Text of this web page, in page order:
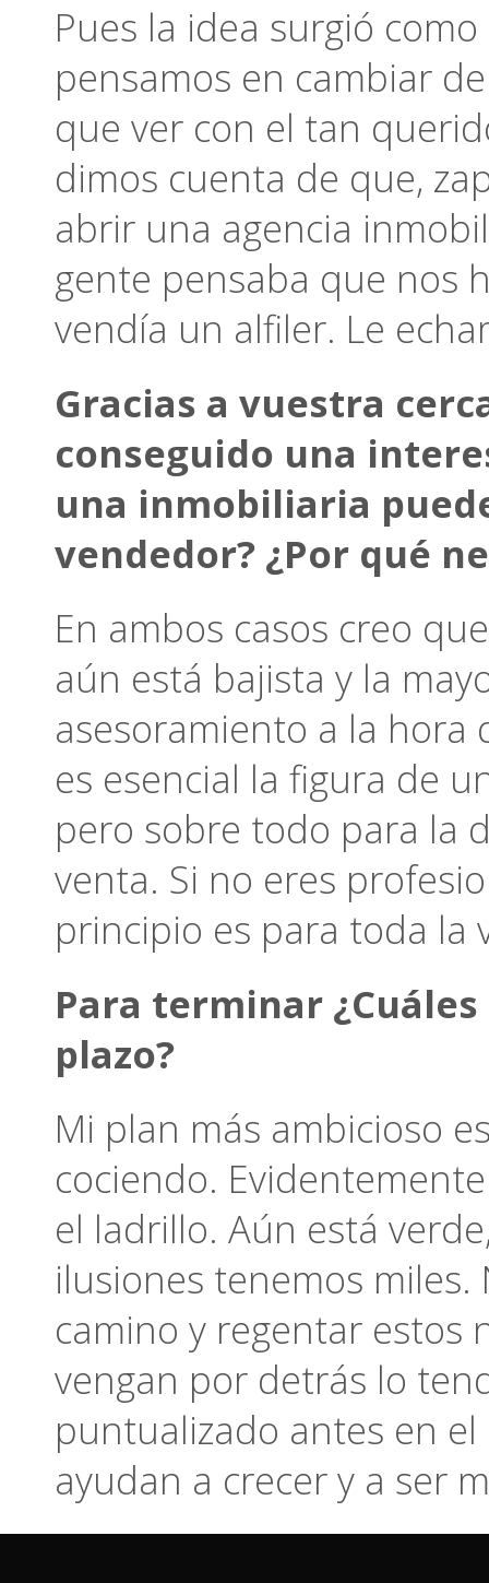
Pues la idea surgió
pensamos en cambiar
que ver con el tan
dimos cuenta de que,
abrir una agencia
gente pensaba que nos
vendía un alfiler. Le
Gracias a vuestra
conseguido una
una inmobiliaria
vendedor? ¿Por qué
En ambos casos creo
aún está bajista y la
asesoramiento a la
es esencial la figura de
pero sobre todo para la
venta. Si no eres
principio es para toda la
Para terminar
plazo?
Mi plan más ambicioso
cociendo.
el ladrillo. Aún está
ilusiones tenemos
camino y regentar estos
vengan por detrás lo
puntualizado antes en el
ayudan a crecer y a ser